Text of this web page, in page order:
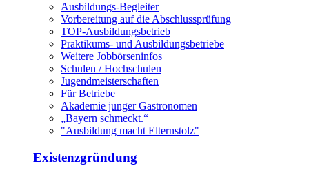
Ausbildungs-Begleiter
Vorbereitung auf die Abschlussprüfung
TOP-Ausbildungsbetrieb
Praktikums- und Ausbildungsbetriebe
Weitere Jobbörseninfos
Schulen / Hochschulen
Jugendmeisterschaften
Für Betriebe
Akademie junger Gastronomen
„Bayern schmeckt.“
"Ausbildung macht Elternstolz"
Existenzgründung